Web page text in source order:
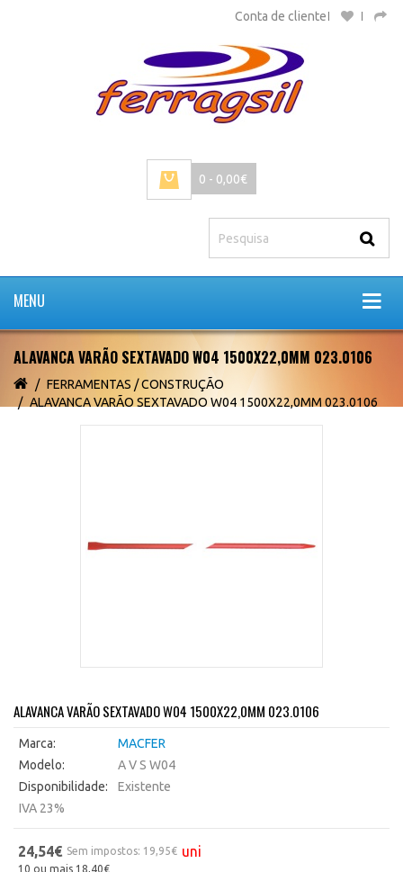
Conta de cliente
0 - 0,00€
MENU
ALAVANCA VARÃO SEXTAVADO W04 1500X22,0MM 023.0106
FERRAMENTAS / CONSTRUÇÃO
ALAVANCA VARÃO SEXTAVADO W04 1500X22,0MM 023.0106
ALAVANCA VARÃO SEXTAVADO W04 1500X22,0MM 023.0106
Marca:
MACFER
Modelo:
A V S W04
Disponibilidade:
Existente
IVA 23%
24,54€ Sem impostos: 19,95€ uni
10 ou mais 18,40€